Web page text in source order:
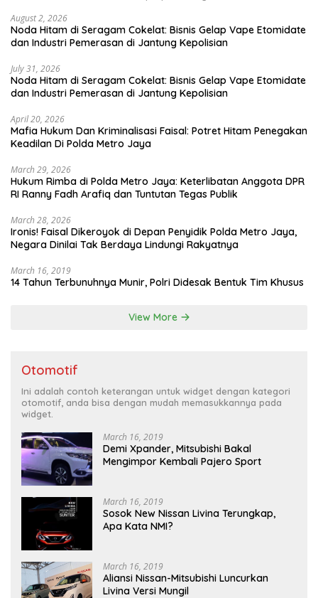
August 2, 2026
Noda Hitam di Seragam Cokelat: Bisnis Gelap Vape Etomidate
dan Industri Pemerasan di Jantung Kepolisian
July 31, 2026
Noda Hitam di Seragam Cokelat: Bisnis Gelap Vape Etomidate
dan Industri Pemerasan di Jantung Kepolisian
April 20, 2026
Mafia Hukum Dan Kriminalisasi Faisal: Potret Hitam Penegakan
Keadilan Di Polda Metro Jaya
March 29, 2026
Hukum Rimba di Polda Metro Jaya: Keterlibatan Anggota DPR
RI Ranny Fadh Arafiq dan Tuntutan Tegas Publik
March 28, 2026
Ironis! Faisal Dikeroyok di Depan Penyidik Polda Metro Jaya,
Negara Dinilai Tak Berdaya Lindungi Rakyatnya
March 16, 2019
14 Tahun Terbunuhnya Munir, Polri Didesak Bentuk Tim Khusus
View More
Otomotif
Ini adalah contoh keterangan untuk widget dengan kategori
otomotif, anda bisa dengan mudah memasukkannya pada
widget.
March 16, 2019
Demi Xpander, Mitsubishi Bakal
Mengimpor Kembali Pajero Sport
March 16, 2019
Sosok New Nissan Livina Terungkap,
Apa Kata NMI?
March 16, 2019
Aliansi Nissan-Mitsubishi Luncurkan
Livina Versi Mungil